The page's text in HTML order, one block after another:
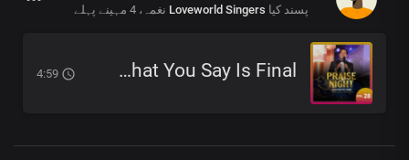
پسند کیا Loveworld Singers نغمہ، 4 مہینے پہلے
What You Say Is Final